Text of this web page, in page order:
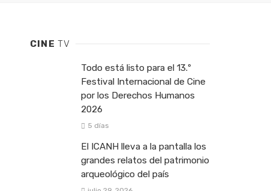
CINETV
Todo está listo para el 13.º
Festival Internacional de Cine
por los Derechos Humanos
2026
5 días
El ICANH lleva a la pantalla los
grandes relatos del patrimonio
arqueológico del país